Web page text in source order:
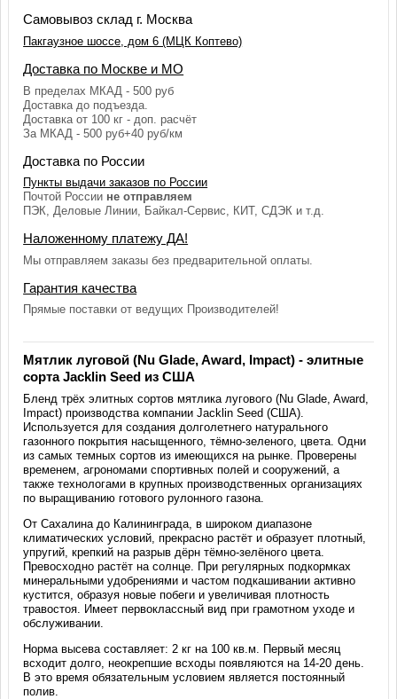
Самовывоз склад г. Москва
Пакгаузное шоссе, дом 6 (МЦК Коптево)
Доставка по Москве и МО
В пределах МКАД - 500 руб
Доставка до подъезда.
Доставка от 100 кг - доп. расчёт
За МКАД - 500 руб+40 руб/км
Доставка по России
Пункты выдачи заказов по России
Почтой России не отправляем
ПЭК, Деловые Линии, Байкал-Сервис, КИТ, СДЭК и т.д.
Наложенному платежу ДА!
Мы отправляем заказы без предварительной оплаты.
Гарантия качества
Прямые поставки от ведущих Производителей!
Мятлик луговой (Nu Glade, Award, Impact) - элитные
сорта Jacklin Seed из США
Бленд трёх элитных сортов мятлика лугового (Nu Glade, Award,
Impact) производства компании Jacklin Seed (США).
Используется для создания долголетнего натурального
газонного покрытия насыщенного, тёмно-зеленого, цвета. Одни
из самых темных сортов из имеющихся на рынке. Проверены
временем, агрономами спортивных полей и сооружений, а
также технологами в крупных производственных организациях
по выращиванию готового рулонного газона.
От Сахалина до Калининграда, в широком диапазоне
климатических условий, прекрасно растёт и образует плотный,
упругий, крепкий на разрыв дёрн тёмно-зелёного цвета.
Превосходно растёт на солнце. При регулярных подкормках
минеральными удобрениями и частом подкашивании активно
кустится, образуя новые побеги и увеличивая плотность
травостоя. Имеет первоклассный вид при грамотном уходе и
обслуживании.
Норма высева составляет: 2 кг на 100 кв.м. Первый месяц
всходит долго, неокрепшие всходы появляются на 14-20 день.
В это время обязательным условием является постоянный
полив.